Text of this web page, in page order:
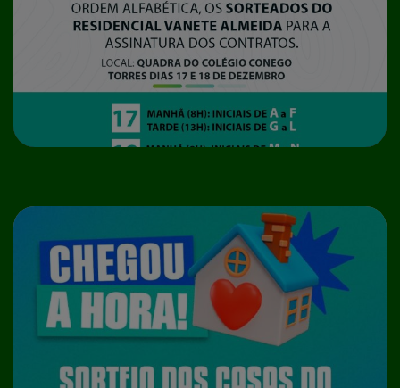
ASSINATURA DOS CONTRATOS – RESIDENCIAL
VANETE ALMEIDA
NOTÍCIAS
Edital de Resultado Final dos Aptos para Sorteio do
Minha Vida